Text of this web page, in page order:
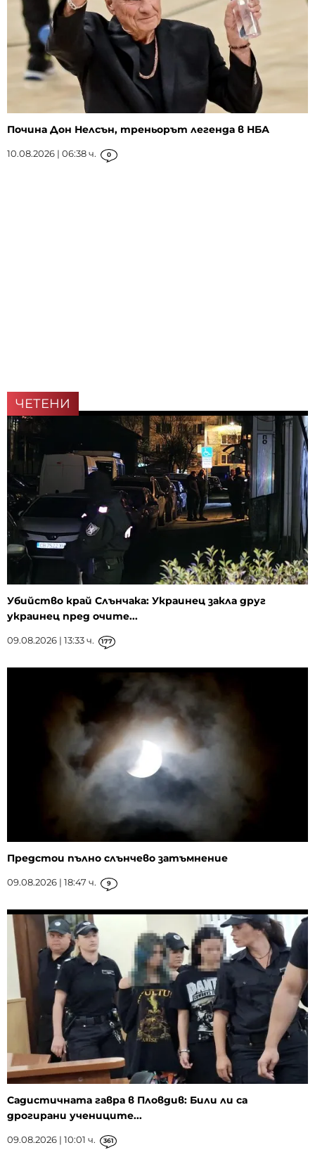
Почина Дон Нелсън, треньорът легенда в НБА
10.08.2026 | 06:38 ч. 0
ЧЕТЕНИ
Убийство край Слънчака: Украинец закла друг
украинец пред очите...
09.08.2026 | 13:33 ч. 177
Предстои пълно слънчево затъмнение
09.08.2026 | 18:47 ч. 9
Садистичната гавра в Пловдив: Били ли са
дрогирани учениците...
09.08.2026 | 10:01 ч. 361